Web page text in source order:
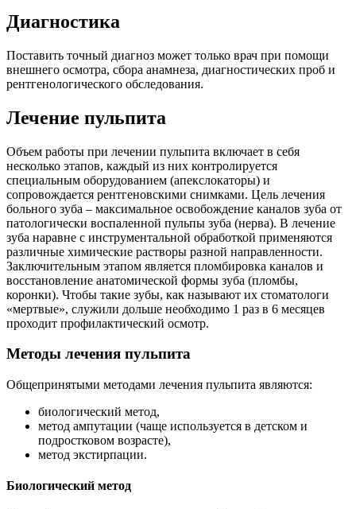
Диагностика
Поставить точный диагноз может только врач при помощи
внешнего осмотра, сбора анамнеза, диагностических проб и
рентгенологического обследования.
Лечение пульпита
Объем работы при лечении пульпита включает в себя
несколько этапов, каждый из них контролируется
специальным оборудованием (апекслокаторы) и
сопровождается рентгеновскими снимками. Цель лечения
больного зуба – максимальное освобождение каналов зуба от
патологически воспаленной пульпы зуба (нерва). В лечение
зуба наравне с инструментальной обработкой применяются
различные химические растворы разной направленности.
Заключительным этапом является пломбировка каналов и
восстановление анатомической формы зуба (пломбы,
коронки). Чтобы такие зубы, как называют их стоматологи
«мертвые», служили дольше необходимо 1 раз в 6 месяцев
проходит профилактический осмотр.
Методы лечения пульпита
Общепринятыми методами лечения пульпита являются:
биологический метод,
метод ампутации (чаще используется в детском и
подростковом возрасте),
метод экстирпации.
Биологический метод